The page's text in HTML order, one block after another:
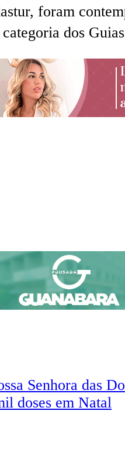
foram
dos
Senhora das
doses em Natal